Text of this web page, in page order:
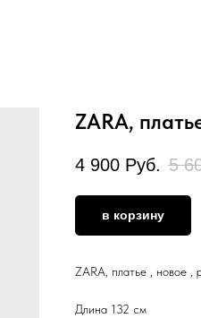
ZARA,
4 900 Руб. 5
в корзину
ZARA, платье , новое
Длина 132 см